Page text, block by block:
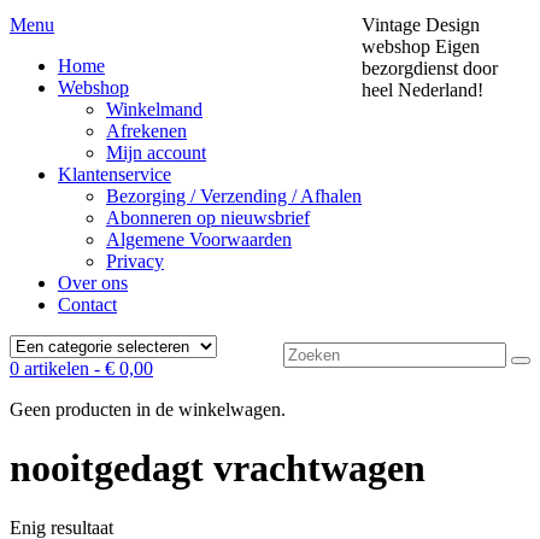
Menu
Home
Webshop
Winkelmand
Afrekenen
Mijn account
Klantenservice
Bezorging / Verzending / Afhalen
Abonneren op nieuwsbrief
Algemene Voorwaarden
Privacy
Over ons
Contact
Zoek
naar:
Vintage Design
webshop Eigen
bezorgdienst door
heel Nederland!
0 artikelen - € 0,00
Geen producten in de winkelwagen.
nooitgedagt vrachtwagen
Enig resultaat